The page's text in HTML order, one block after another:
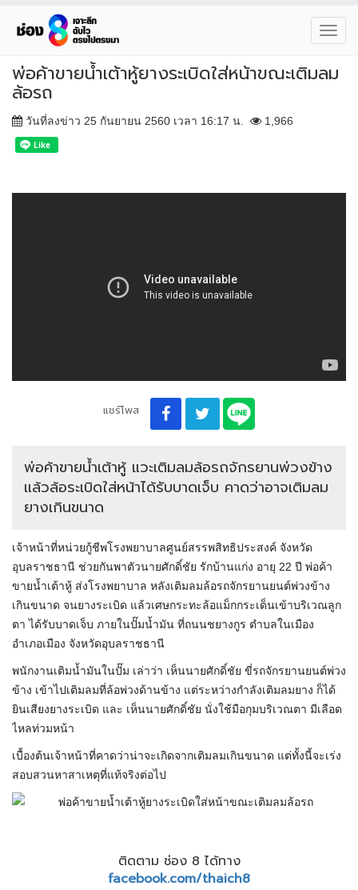
พ่อค้าขายน้ำเต้าหู้ยางระเบิดใส่หน้าขณะเติมลม
ล้อรถ
วันที่ลงข่าว 25 กันยายน 2560 เวลา 16:17 น. 1,966
แชร์โพส
พ่อค้าขายน้ำเต้าหู้ แวะเติมลมล้อรถจักรยานพ่วงข้าง
แล้วล้อระเบิดใส่หน้าได้รับบาดเจ็บ คาดว่าอาจเติมลม
ยางเกินขนาด
เจ้าหน้าที่หน่วยกู้ชีพโรงพยาบาลศูนย์สรรพสิทธิประสงค์ จังหวัด
อุบลราชธานี ช่วยกันพาตัวนายศักดิ์ชัย รักบ้านแก่ง อายุ 22 ปี พ่อค้า
ขายน้ำเต้าหู้ ส่งโรงพยาบาล หลังเติมลมล้อรถจักรยานยนต์พ่วงข้าง
เกินขนาด จนยางระเบิด แล้วเศษกระทะล้อแม็กกระเด็นเข้าบริเวณลูก
ตา ได้รับบาดเจ็บ ภายในปั๊มน้ำมัน ที่ถนนชยางกูร ตำบลในเมือง
อำเภอเมือง จังหวัดอุบลราชธานี
พนักงานเติมน้ำมันในปั๊ม เล่าว่า เห็นนายศักดิ์ชัย ขี่รถจักรยานยนต์พ่วง
ข้าง เข้าไปเติมลมที่ล้อพ่วงด้านข้าง แต่ระหว่างกำลังเติมลมยาง ก็ได้
ยินเสียงยางระเบิด และ เห็นนายศักดิ์ชัย นั่งใช้มือกุมบริเวณตา มีเลือด
ไหลท่วมหน้า
เบื้องต้นเจ้าหน้าที่คาดว่าน่าจะเกิดจากเติมลมเกินขนาด แต่ทั้งนี้จะเร่ง
สอบสวนหาสาเหตุที่แท้จริงต่อไป
ติดตาม ช่อง 8 ได้ทาง
facebook.com/thaich8